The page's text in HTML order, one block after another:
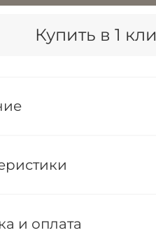
Купить в 1
и оплата